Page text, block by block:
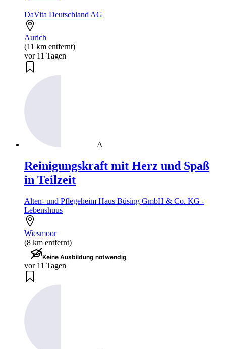
DaVita Deutschland AG
Aurich
(11 km entfernt)
vor 11 Tagen
A
Reinigungskraft mit Herz und Spaß
in Teilzeit
Alten- und Pflegeheim Haus Büsing GmbH & Co. KG -
Lebenshuus
Wiesmoor
(8 km entfernt)
Keine Ausbildung notwendig
vor 11 Tagen